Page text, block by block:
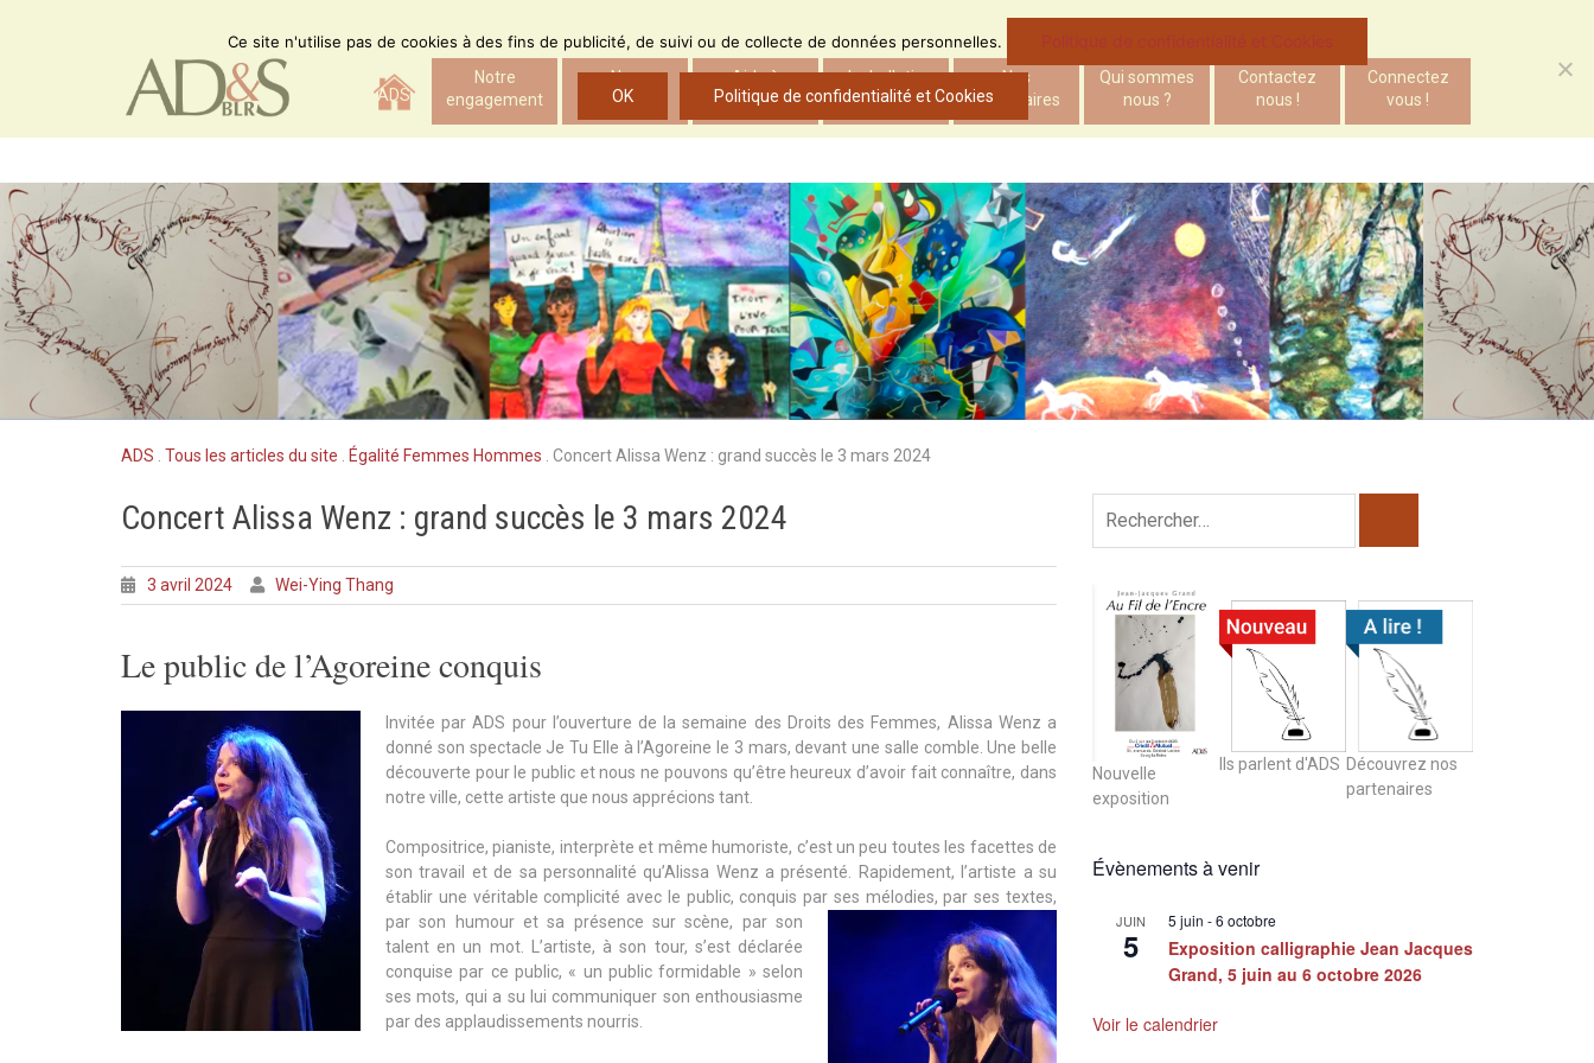
ADS
Notre
engagement
Nos
actions
Aide à
l’insertion
Le bulletin
d’ADS
Nos
partenaires
Qui sommes
nous ?
Contactez
nous !
Connectez
vous !
ADS Tous les articles du site Égalité Femmes Hommes Concert Alissa Wenz : grand succès le 3 mars 2024
Concert Alissa Wenz : grand succès le 3 mars 2024
3 avril 2024 Wei-Ying Thang
Le public de l’Agoreine conquis
Invitée par ADS pour l’ouverture de la semaine des Droits des Femmes, Alissa Wenz a
donné son spectacle Je Tu Elle à l’Agoreine le 3 mars, devant une salle comble. Une belle
découverte pour le public et nous ne pouvons qu’être heureux d’avoir fait connaître, dans
notre ville, cette artiste que nous apprécions tant.
Compositrice, pianiste, interprète et même humoriste, c’est un peu toutes les facettes de
son travail et de sa personnalité qu’Alissa Wenz a présenté. Rapidement, l’artiste a su
établir une véritable complicité avec le public, conquis par ses mélodies, par ses textes,
par son humour et sa présence surscène, par son
talent en un mot. L’artiste, à son tour, s’est déclarée
conquise par ce public, « un public formidable » selon
ses mots, qui a su lui communiquer son enthousiasme
par des applaudissements nourris.
Nouvelle
exposition
Ils parlent d'ADS Découvrez nos
partenaires
Évènements à venir
JUIN
5
5 juin -6 octobre
Exposition calligraphie Jean Jacques
Grand, 5 juin au 6 octobre 2026
Voir le calendrier
Ce site n'utilise pas de cookies à des fins de publicité, de suivi ou de collecte de données personnelles. Politique de confidentialité et Cookies
OK Politique de confidentialité et Cookies